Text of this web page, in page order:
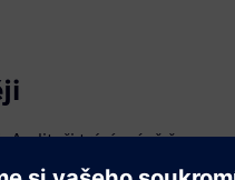
Auditoři tráví méně času
svému týmu